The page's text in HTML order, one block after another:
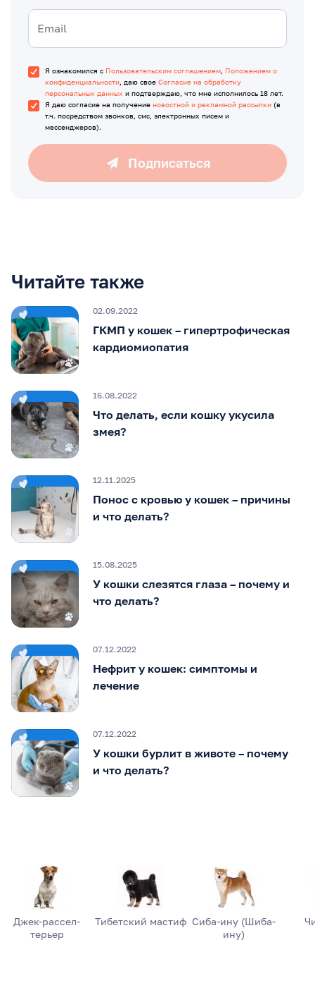
Я ознакомился с Пользовательским соглашением, Положением о
конфиденциальности, даю свое Согласие на обработку
персональных данных и подтверждаю, что мне исполнилось 18 лет.
Я даю согласие на получение новостной и рекламной рассылки (в
т.ч. посредством звонков, смс, электронных писем и
мессенджеров).
Подписаться
Читайте также
02.09.2022
ГКМП у кошек – гипертрофическая
кардиомиопатия
16.08.2022
Что делать, если кошку укусила
змея?
12.11.2025
Понос с кровью у кошек – причины
и что делать?
15.08.2025
У кошки слезятся глаза – почему и
что делать?
07.12.2022
Нефрит у кошек: симптомы и
лечение
07.12.2022
У кошки бурлит в животе – почему
и что делать?
Джек-рассел-
терьер
Тибетский мастиф Сиба-ину (Шиба-
ину)